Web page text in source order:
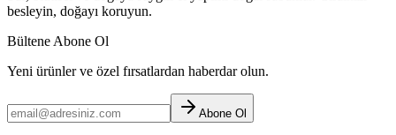
besleyin, doğayı koruyun.
Bültene Abone Ol
Yeni ürünler ve özel fırsatlardan haberdar olun.
Abone Ol